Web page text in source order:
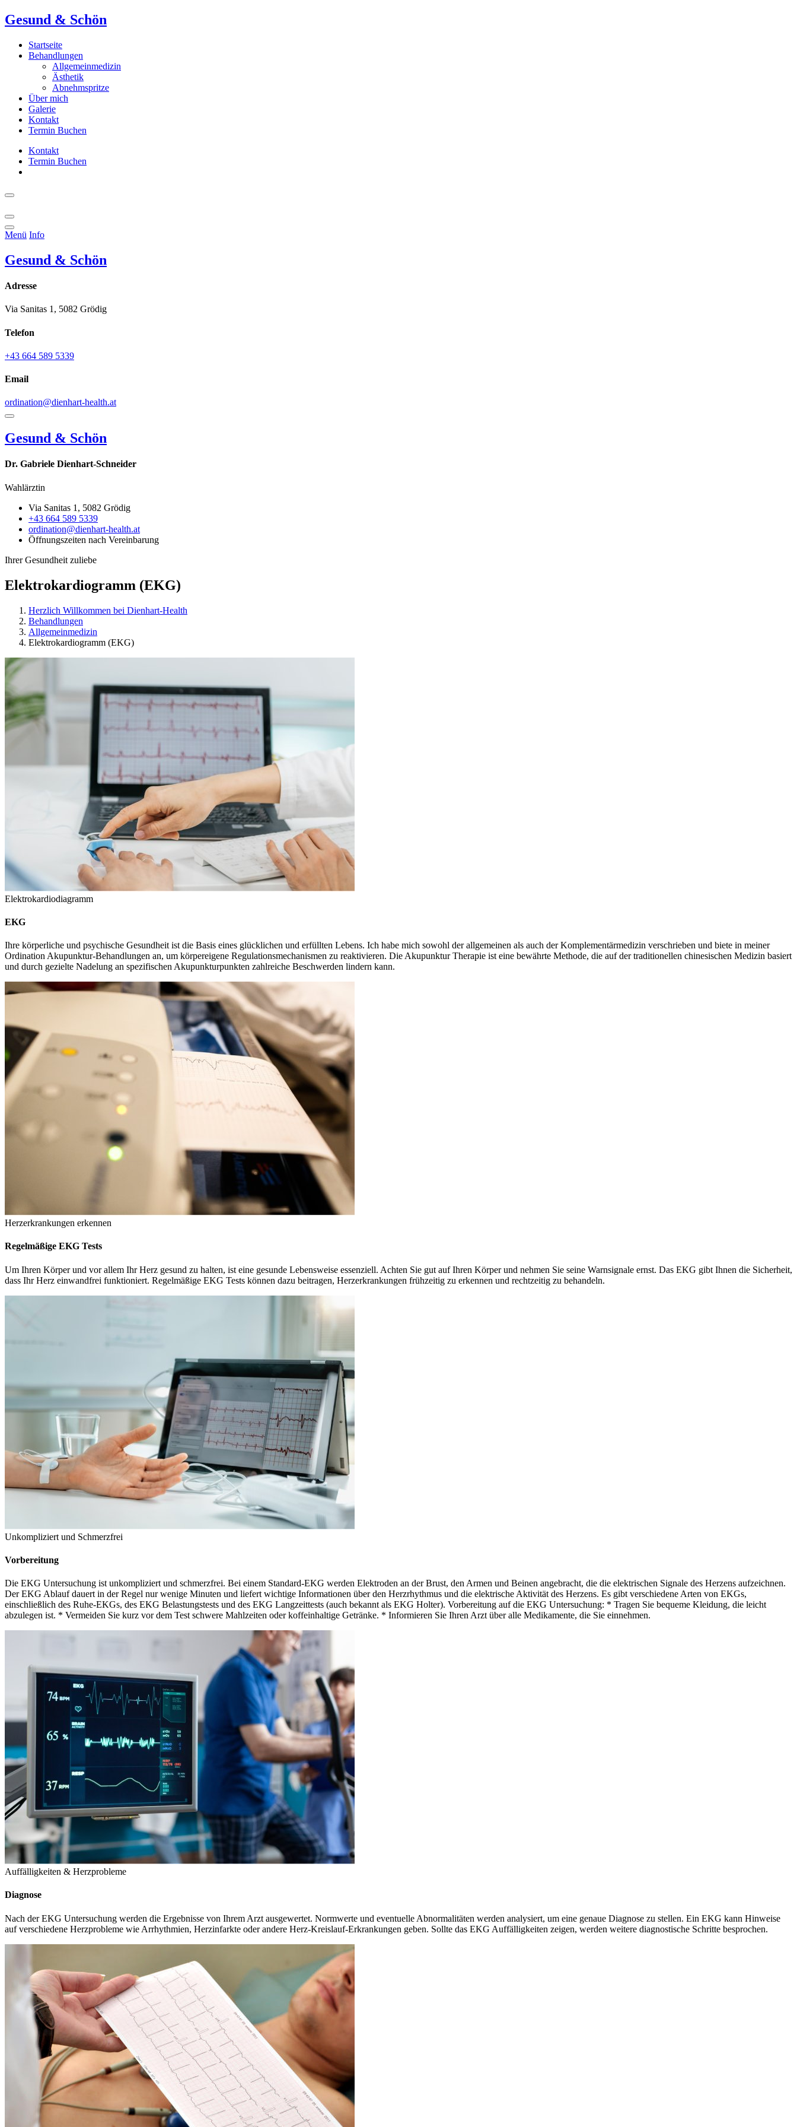
Gesund & Schön
Startseite
Behandlungen
Allgemeinmedizin
Ästhetik
Abnehmspritze
Über mich
Galerie
Kontakt
Termin Buchen
Kontakt
Termin Buchen
Menü Info
Gesund & Schön
Adresse
Via Sanitas 1, 5082 Grödig
Telefon
+43 664 589 5339
Email
ordination@dienhart-health.at
Gesund & Schön
Dr. Gabriele Dienhart-Schneider
Wahlärztin
Via Sanitas 1, 5082 Grödig
+43 664 589 5339
ordination@dienhart-health.at
Öffnungszeiten nach Vereinbarung
Ihrer Gesundheit zuliebe
Elektrokardiogramm (EKG)
Herzlich Willkommen bei Dienhart-Health
Behandlungen
Allgemeinmedizin
Elektrokardiogramm (EKG)
Elektrokardiodiagramm
EKG
Ihre körperliche und psychische Gesundheit ist die Basis eines glücklichen und erfüllten Lebens. Ich habe mich sowohl der allgemeinen als auch der Komplementärmedizin verschrieben und biete in meiner
Ordination Akupunktur-Behandlungen an, um körpereigene Regulationsmechanismen zu reaktivieren. Die Akupunktur Therapie ist eine bewährte Methode, die auf der traditionellen chinesischen Medizin basiert
und durch gezielte Nadelung an spezifischen Akupunkturpunkten zahlreiche Beschwerden lindern kann.
Herzerkrankungen erkennen
Regelmäßige EKG Tests
Um Ihren Körper und vor allem Ihr Herz gesund zu halten, ist eine gesunde Lebensweise essenziell. Achten Sie gut auf Ihren Körper und nehmen Sie seine Warnsignale ernst. Das EKG gibt Ihnen die Sicherheit,
dass Ihr Herz einwandfrei funktioniert. Regelmäßige EKG Tests können dazu beitragen, Herzerkrankungen frühzeitig zu erkennen und rechtzeitig zu behandeln.
Unkompliziert und Schmerzfrei
Vorbereitung
Die EKG Untersuchung ist unkompliziert und schmerzfrei. Bei einem Standard-EKG werden Elektroden an der Brust, den Armen und Beinen angebracht, die die elektrischen Signale des Herzens aufzeichnen.
Der EKG Ablauf dauert in der Regel nur wenige Minuten und liefert wichtige Informationen über den Herzrhythmus und die elektrische Aktivität des Herzens. Es gibt verschiedene Arten von EKGs,
einschließlich des Ruhe-EKGs, des EKG Belastungstests und des EKG Langzeittests (auch bekannt als EKG Holter). Vorbereitung auf die EKG Untersuchung: * Tragen Sie bequeme Kleidung, die leicht
abzulegen ist. * Vermeiden Sie kurz vor dem Test schwere Mahlzeiten oder koffeinhaltige Getränke. * Informieren Sie Ihren Arzt über alle Medikamente, die Sie einnehmen.
Auffälligkeiten & Herzprobleme
Diagnose
Nach der EKG Untersuchung werden die Ergebnisse von Ihrem Arzt ausgewertet. Normwerte und eventuelle Abnormalitäten werden analysiert, um eine genaue Diagnose zu stellen. Ein EKG kann Hinweise
auf verschiedene Herzprobleme wie Arrhythmien, Herzinfarkte oder andere Herz-Kreislauf-Erkrankungen geben. Sollte das EKG Auffälligkeiten zeigen, werden weitere diagnostische Schritte besprochen.